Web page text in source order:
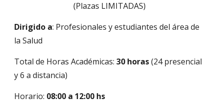
(Plazas LIMITADAS)
Dirigido a: Profesionales y estudiantes del área de
la Salud
Total de Horas Académicas: 30 horas(24 presencial
y 6 a distancia)
Horario: 08:00 a 12:00 hs